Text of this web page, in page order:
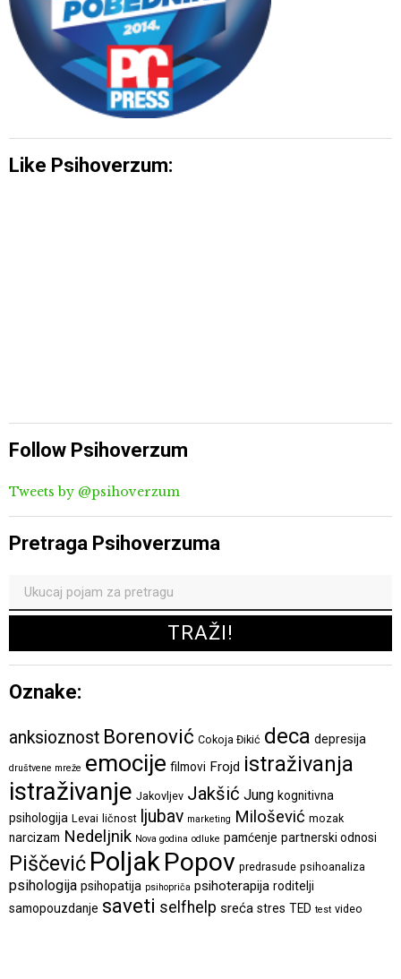
Like Psihoverzum:
Follow Psihoverzum
Tweets by @psihoverzum
Pretraga Psihoverzuma
Oznake:
anksioznost Borenović Cokoja Đikić deca depresija
društvene mreže emocije filmovi Frojd istraživanja
istraživanje Jakovljev Jakšić Jung kognitivna
psihologija Levai ličnost ljubav marketing Milošević mozak
narcizam Nedeljnik Nova godina odluke pamćenje partnerski odnosi
Piščević PoljakPopov predrasude psihoanaliza
psihologija psihopatija psihopriča psihoterapija roditelji
samopouzdanje saveti selfhelp sreća stres TED test video